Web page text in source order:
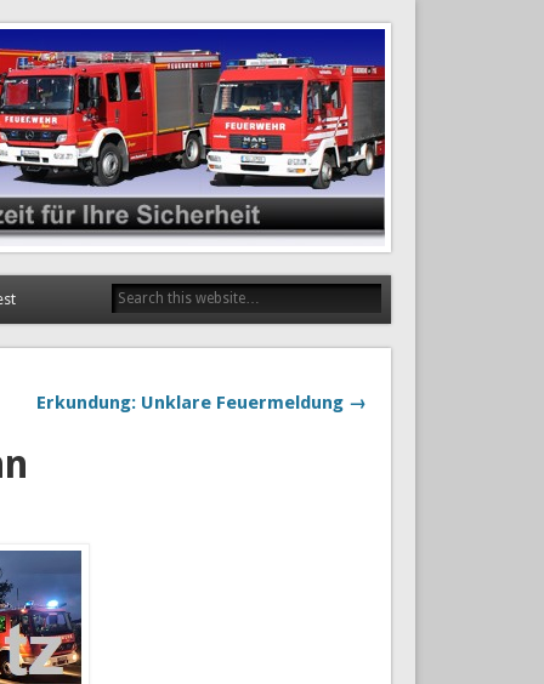
Erkundung: Unklare Feuermeldung →